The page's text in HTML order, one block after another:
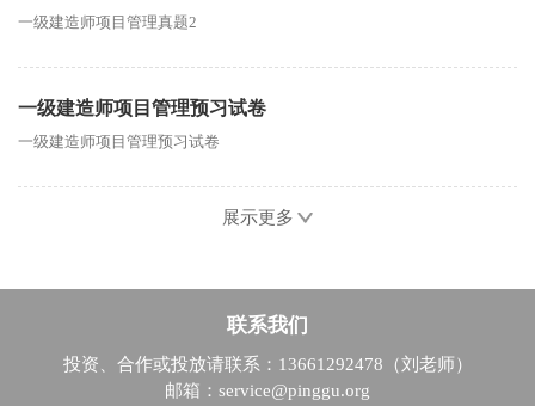
一级建造师项目管理真题2
一级建造师项目管理预习试卷
一级建造师项目管理预习试卷
展示更多
联系我们
投资、合作或投放请联系：13661292478（刘老师）
邮箱：service@pinggu.org